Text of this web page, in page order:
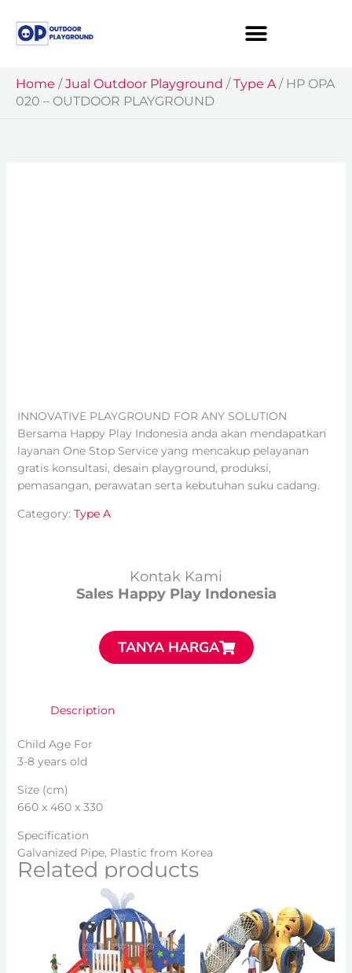
content
Home /Jual Outdoor Playground /Type A/ HP OPA
020 – OUTDOOR PLAYGROUND
INNOVATIVE PLAYGROUND FOR ANY SOLUTION
Bersama Happy Play Indonesia anda akan mendapatkan
layanan One Stop Service yang mencakup pelayanan
gratis konsultasi, desain playground, produksi,
pemasangan, perawatan serta kebutuhan suku cadang.
Category: Type A
Kontak Kami
Sales Happy Play Indonesia
TANYA HARGA
Description
Child Age For
3-8 years old
Size (cm)
660 x 460 x 330
Specification
Galvanized Pipe, Plastic from Korea
Related products